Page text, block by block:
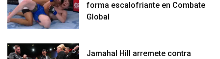
forma escalofriante en Combate
Global
Jamahal Hill arremete contra